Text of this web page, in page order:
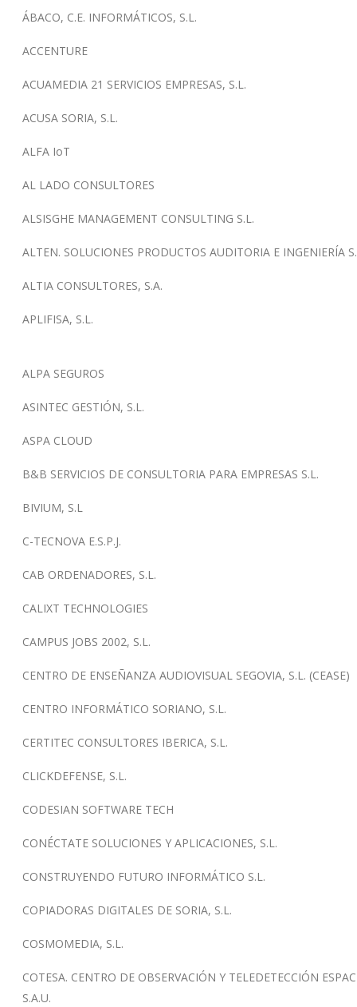
ÁBACO, C.E. INFORMÁTICOS, S.L.
ACCENTURE
ACUAMEDIA 21 SERVICIOS EMPRESAS, S.L.
ACUSA SORIA, S.L.
ALFA IoT
AL LADO CONSULTORES
ALSISGHE MANAGEMENT CONSULTING S.L.
ALTEN. SOLUCIONES PRODUCTOS AUDITORIA E INGENIERÍA
ALTIA CONSULTORES, S.A.
APLIFISA, S.L.
ALPA SEGUROS
ASINTEC GESTIÓN, S.L.
ASPA CLOUD
B&B SERVICIOS DE CONSULTORIA PARA EMPRESAS S.L.
BIVIUM, S.L
C-TECNOVA E.S.P.J.
CAB ORDENADORES, S.L.
CALIXT TECHNOLOGIES
CAMPUS JOBS 2002, S.L.
CENTRO DE ENSEÑANZA AUDIOVISUAL SEGOVIA, S.L. (CEASE)
CENTRO INFORMÁTICO SORIANO, S.L.
CERTITEC CONSULTORES IBERICA, S.L.
CLICKDEFENSE, S.L.
CODESIAN SOFTWARE TECH
CONÉCTATE SOLUCIONES Y APLICACIONES, S.L.
CONSTRUYENDO FUTURO INFORMÁTICO S.L.
COPIADORAS DIGITALES DE SORIA, S.L.
COSMOMEDIA, S.L.
COTESA. CENTRO DE OBSERVACIÓN Y TELEDETECCIÓN
S.A.U.